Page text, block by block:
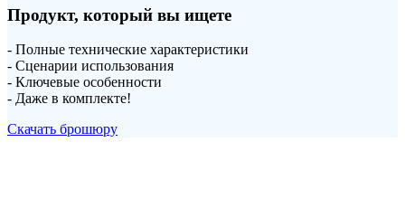
Продукт, который вы ищете
- Полные технические характеристики
- Сценарии использования
- Ключевые особенности
- Даже в комплекте!
Скачать брошюру